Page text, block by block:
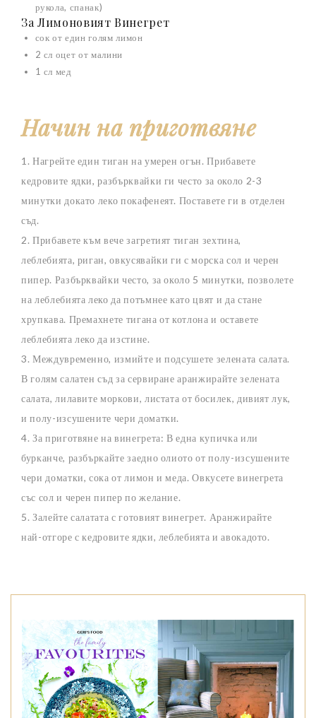
рукола, спанак)
За Лимоновият Винегрет
сок от един голям лимон
2 сл оцет от малини
1 сл мед
Начин на приготвяне
1. Нагрейте един тиган на умерен огън. Прибавете
кедровите ядки, разбърквайки ги често за около 2-3
минутки докато леко покафенеят. Поставете ги в отделен
съд.
2. Прибавете към вече загретият тиган зехтина,
леблебията, риган, овкусявайки ги с морска сол и черен
пипер. Разбърквайки често, за около 5 минутки, позволете
на леблебията леко да потъмнее като цвят и да стане
хрупкава. Премахнете тигана от котлона и оставете
леблебията леко да изстине.
3. Междувременно, измийте и подсушете зелената салата.
В голям салатен съд за сервиране аранжирайте зелената
салата, лилавите моркови, листата от босилек, дивият лук,
и полу-изсушените чери доматки.
4. За приготвяне на винегрета: В една купичка или
бурканче, разбъркайте заедно олиото от полу-изсушените
чери доматки, сока от лимон и меда. Овкусете винегрета
със сол и черен пипер по желание.
5. Залейте салатата с готовият винегрет. Аранжирайте
най-отгоре с кедровите ядки, леблебията и авокадото.